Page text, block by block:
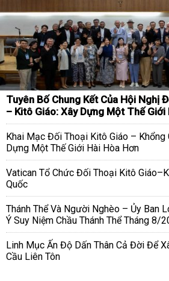
Tuyên Bố Chung Kết Của Hội Nghị
– Kitô Giáo: Xây Dựng Một Thế Giới
Khai Mạc Đối Thoại Kitô Giáo – Khổng
Dựng Một Thế Giới Hài Hòa Hơn
Vatican Tổ Chức Đối Thoại Kitô
Quốc
Thánh Thể Và Người Nghèo – Ủy Ban
Ý Suy Niệm Chầu Thánh Thể Tháng 8/
Linh Mục Ấn Độ Dấn Thân Cả Đời Để
Cầu Liên Tôn